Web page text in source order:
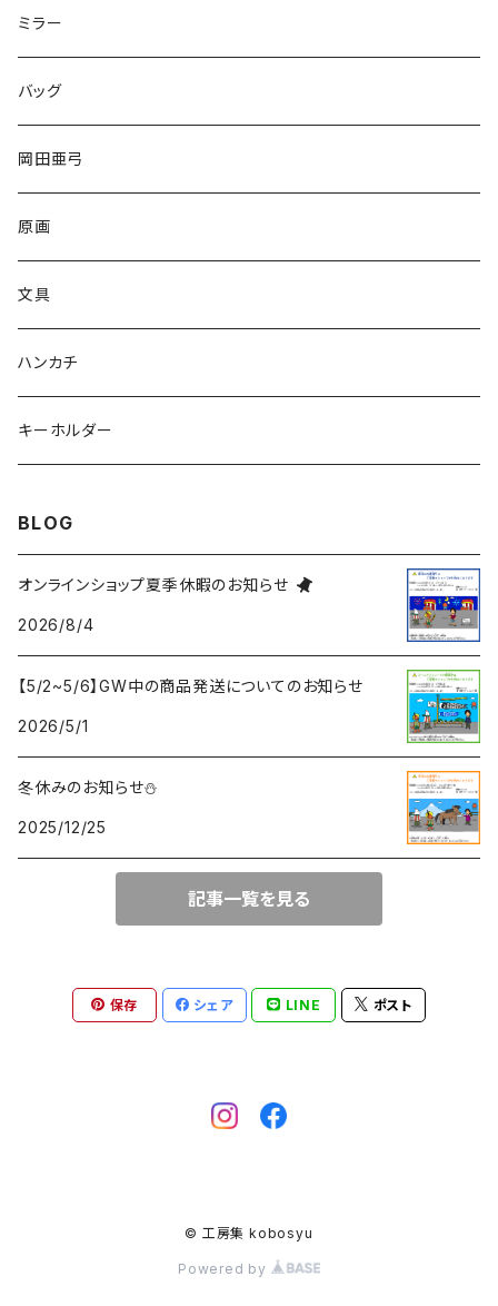
ミラー
バッグ
岡田亜弓
原画
文具
ハンカチ
キーホルダー
BLOG
オンラインショップ夏季休暇のお知らせ
2026/8/4
【5/2~5/6】GW中の商品発送についてのお知らせ
2026/5/1
冬休みのお知らせ⛄
2025/12/25
記事一覧を見る
保存 シェア LINE ポスト
© 工房集 kobosyu
Powered by